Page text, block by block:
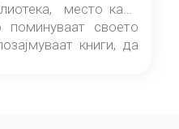
место каде
своето
книги, да